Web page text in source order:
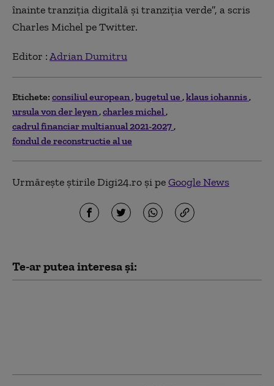
înainte tranziția digitală și tranziția verde”, a scris
Charles Michel pe Twitter.
Editor :Adrian Dumitru
Etichete: consiliul european bugetul ue klaus iohannis
ursula von der leyen charles michel
cadrul financiar multianual 2021-2027
fondul de reconstructie al ue
Urmărește știrile Digi24.ro și peGoogle News
Te-ar putea interesa și: